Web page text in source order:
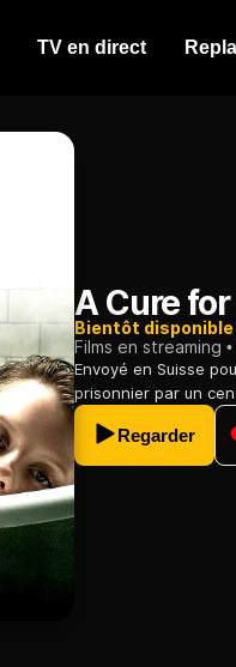
TV en direct
A Cure
Bientôt disponible
Films en streaming
Envoyé en Suisse
prisonnier par un
Regarder